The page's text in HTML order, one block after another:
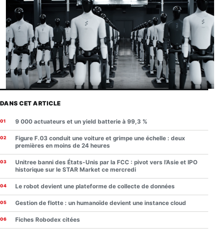
DANS CET ARTICLE
9 000 actuateurs et un yield batterie à 99,3 %
Figure F.03 conduit une voiture et grimpe une échelle : deux
premières en moins de 24 heures
Unitree banni des États-Unis par la FCC : pivot vers l’Asie et IPO
historique sur le STAR Market ce mercredi
Le robot devient une plateforme de collecte de données
Gestion de flotte : un humanoïde devient une instance cloud
Fiches Robodex citées